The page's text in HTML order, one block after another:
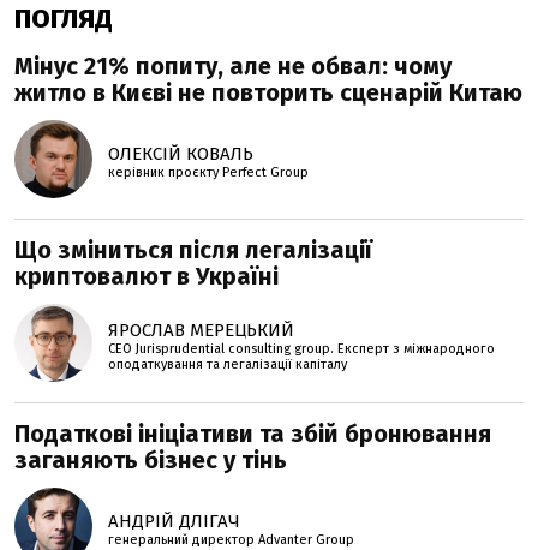
ПОГЛЯД
Мінус 21% попиту, але не обвал: чому
житло в Києві не повторить сценарій Китаю
ОЛЕКСІЙ КОВАЛЬ
керівник проєкту Perfеct Group
Що зміниться після легалізації
криптовалют в Україні
ЯРОСЛАВ МЕРЕЦЬКИЙ
CEO Jurisprudential consulting group. Експерт з міжнародного
оподаткування та легалізації капіталу
Податкові ініціативи та збій бронювання
заганяють бізнес у тінь
АНДРІЙ ДЛІГАЧ
генеральний директор Advanter Group